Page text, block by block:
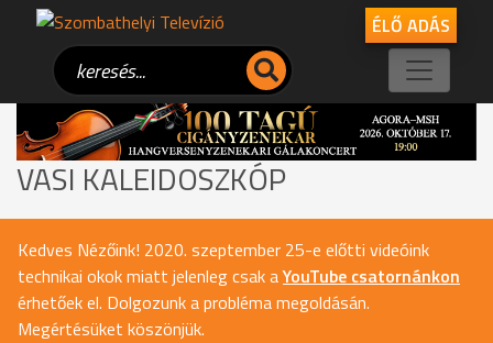
ÉLŐ ADÁS
VASI KALEIDOSZKÓP
Kedves Nézőink! 2020. szeptember 25-e előtti videóink
technikai okok miatt jelenleg csak aYouTube csatornánkon
érhetőek el. Dolgozunk a probléma megoldásán.
Megértésüket köszönjük.